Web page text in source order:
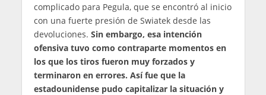
complicado para Pegula, que se encontró al inicio
con una fuerte presión de Swiatek desde las
devoluciones. Sin embargo, esa intención
ofensiva tuvo como contraparte momentos en
los que los tiros fueron muy forzados y
terminaron en errores. Así fue que la
estadounidense pudo capitalizar la situación y